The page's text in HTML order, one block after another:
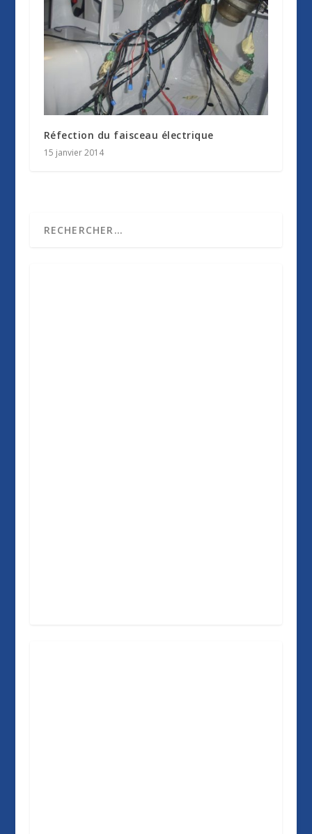
Réfection du faisceau électrique
15 janvier 2014